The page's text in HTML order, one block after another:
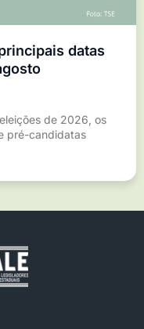
datas
de 2026, os
pré-candidatas